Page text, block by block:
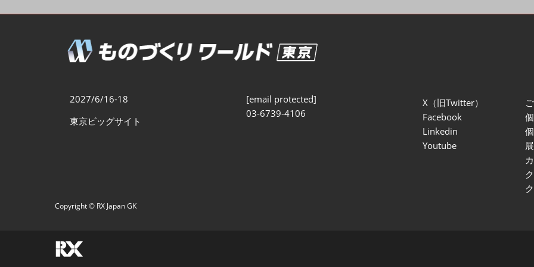
製造業サイバーセキュリテ
ィ展
2027/6/16-18
東京ビッグサイト
[email protected]
03-6739-4106
X（旧Twitter）
Facebook
Linkedin
Youtube
Copyright © RX Japan GK